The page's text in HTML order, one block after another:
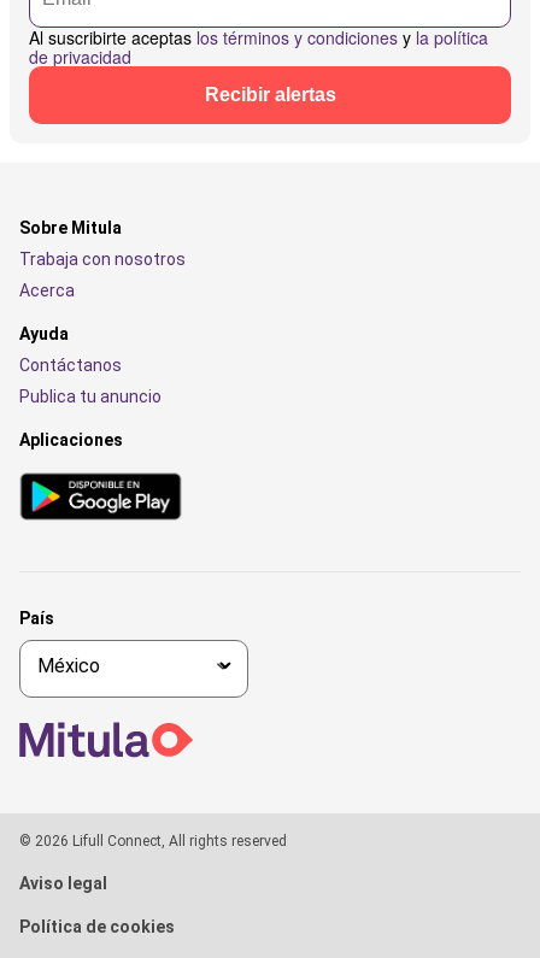
Al suscribirte aceptas los términos y condiciones y la política
de privacidad
Recibir alertas
Sobre Mitula
Trabaja con nosotros
Acerca
Ayuda
Contáctanos
Publica tu anuncio
Aplicaciones
País
© 2026 Lifull Connect, All rights reserved
Aviso legal
Política de cookies